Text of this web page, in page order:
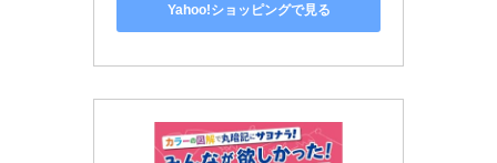
Yahoo!ショッピングで見る